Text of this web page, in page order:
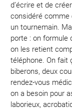
d’écrire et de
considéré comme
un tournemain.
porte : on formule
on les retient
téléphone. On fait
biberons, deux
rendez-vous
on a besoin pour
laborieux,